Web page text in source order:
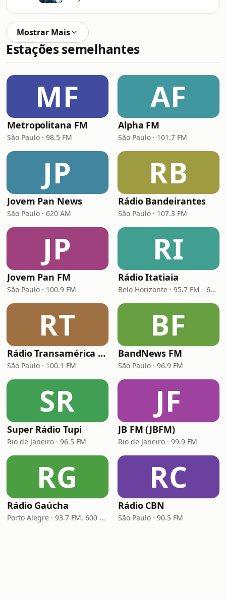
Mostrar Mais
Estações semelhantes
MF
Metropolitana FM
São Paulo · 98.5 FM
AF
Alpha FM
São Paulo · 101.7 FM
JP
Jovem Pan News
São Paulo · 620 AM
RB
Rádio Bandeirantes
São Paulo · 107.3 FM
JP
Jovem Pan FM
São Paulo · 100.9 FM
RI
Rádio Itatiaia
Belo Horizonte · 95.7 FM - 610 AM
RT
Rádio Transamérica (TMC)
São Paulo · 100.1 FM
BF
BandNews FM
São Paulo · 96.9 FM
SR
Super Rádio Tupi
Rio de Janeiro · 96.5 FM
JF
JB FM (JBFM)
Rio de Janeiro · 99.9 FM
RG
Rádio Gaúcha
Porto Alegre · 93.7 FM, 600 AM
RC
Rádio CBN
São Paulo · 90.5 FM